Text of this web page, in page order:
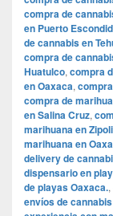
compra de
en Puerto
de cannabis en
compra de
Huatulco, compra
en Oaxaca,
compra de
en Salina Cruz,
marihuana en
marihuana en
delivery de
dispensario en
de playas Oaxaca.,
envíos de